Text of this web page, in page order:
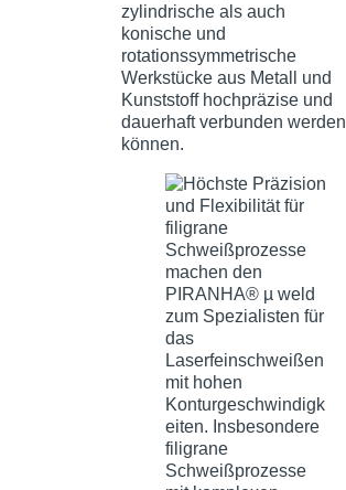
zylindrische als auch
konische und
rotationssymmetrische
Werkstücke aus Metall und
Kunststoff hochpräzise und
dauerhaft verbunden werden
können.